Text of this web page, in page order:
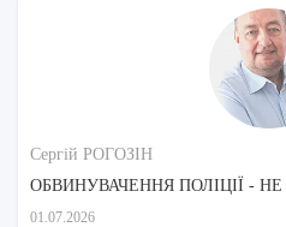
Сергій РОГОЗІН
ОБВИНУВАЧЕННЯ ПОЛІЦІЇ - НЕ
01.07.2026